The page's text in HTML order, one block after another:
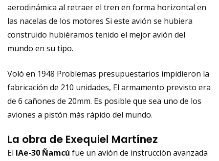
aerodinámica al retraer el tren en forma horizontal en
las nacelas de los motores Si este avión se hubiera
construido hubiéramos tenido el mejor avión del
mundo en su tipo.
Voló en 1948 Problemas presupuestarios impidieron la
fabricación de 210 unidades, El armamento previsto era
de 6 cañones de 20mm. Es posible que sea uno de los
aviones a pistón más rápido del mundo.
La obra de Exequiel Martínez
El IAe-30 Ñamcú fue un avión de instrucción avanzada